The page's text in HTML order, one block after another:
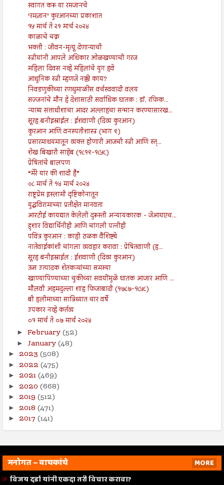
स्वागत करू या रमजानचे
‘रमज़ान’ कुरआनच्या प्रकाशात
१५ मार्च ते २१ मार्च २०२४
काळाचे चक्र
भक्ती : जीवन-मृत्यू देणाऱ्याची
स्त्रीयांनी आपले अधिकार ओळखण्याची गरज
महिला दिवस नव्हे महिलांचे युग हवे
आधुनिक स्त्री म्हणजे नक्की काय?
निवडणुकीच्या रणधुमाळीस वर्चस्ववादी वलय
सज्जनांचे मौन हे देशासाठी सर्वाधिक घातक : डॉ. रफिक...
न्याय्य सत्ताधीशाचा आदर अल्लाहचा सन्मान करण्यासारख...
सूरह बनीइस्राईल : ईशवाणी (दिव्य कुरआन)
कुरआन आणि वनस्पतीशास्त्र (भाग ९)
प्रसारमाधयमातून व्यक्त होणारी आजची स्त्री आणि स्त्...
शेख बिखारी साहेब (१८१९-१८५८)
प्रेषितांचे बालपण
“मेरे यार की शादी है”
०८ मार्च ते १४ मार्च २०२४
राष्ट्रप्रेम इस्लामी दृष्टिकोनातून
युद्धविरामाच्या प्रतीक्षेत मानवता
आरटीई कायद्यात केलेली दुरूस्ती अन्यायकारक - जेआयएच...
हुशार विद्यार्थिनीही आणि चांगली पत्नीही
पवित्र कुरआन : काही ठळक वैशिष्ट्ये
नातेवाईकांशी चांगला व्यवहार करावा : प्रेषितवाणी (ह...
सूरह बनीइस्राईल : ईशवाणी (दिव्य कुरआन)
ऊस उत्पादक शेतकऱ्यांच्या समस्या
खाण्यापिण्याच्या चुकीच्या सवयींमुळे घातक आजार आणि ...
मौलवी अहमदुल्ला शाह फिजाबादी (१७८७-१८५८)
बी हलीमाच्या सान्निध्यात चार वर्षे
उपकार नव्हे कर्तव्य
०१ मार्च ते ०७ मार्च २०२४
► February(52)
► January(48)
► 2023 (508)
► 2022 (475)
► 2021(469)
► 2020 (668)
► 2019 (512)
► 2018 (471)
► 2017 (141)
मनोगत – वाचकांचे
MORE
विजय दर्डा यांनी एकदा तरी विचार करावा?